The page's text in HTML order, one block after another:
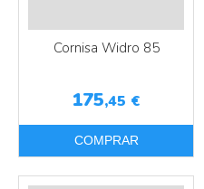
Cornisa Widro 85
175,45 €
COMPRAR
Más info